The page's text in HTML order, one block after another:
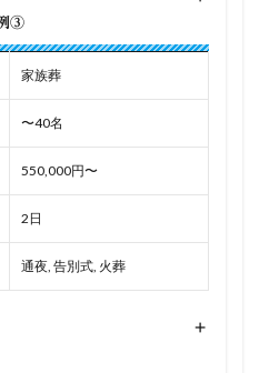
③
家族葬
〜40名
550,000円〜
2日
通夜, 告別式, 火葬
+